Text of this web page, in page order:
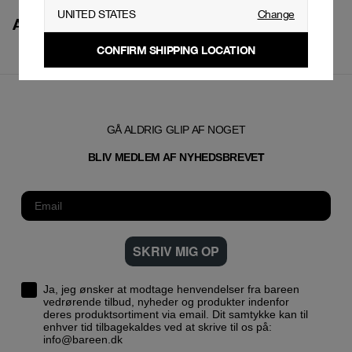
ATHLETIC TEES
GÅ ALDRIG GLIP AF NOGET
BLIV MEDLEM AF NYHEDSBREVET
SKRIV MIG OP
Ja, jeg ønsker at modtage henvendelser fra bareen
vedrørende tilbud, nyheder og produkter indenfor
deres produktsortiment via email. Dit samtykke kan til
enhver tid tilbagekaldes ved at skrive til os på:
info@bareen.dk
UNITED STATES Change
CONFIRM SHIPPING LOCATION